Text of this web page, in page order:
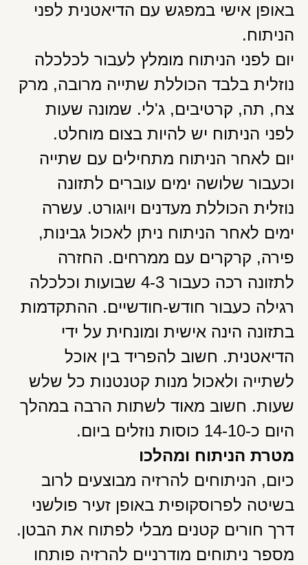
באופן אישי במפגש עם הדיאטנית לפני
הניתוח.
יום לפני הניתוח מומלץ לעבור לכלכלה
נוזלית בלבד הכוללת שתייה מרובה, מרק
צח, תה, קרטיבים, ג'לי. שמונה שעות
לפני הניתוח יש להיות בצום מוחלט.
יום לאחר הניתוח מתחילים עם שתייה
וכעבור שלושה ימים עוברים לתזונה
נוזלית הכוללת מעדנים ויוגורט. עשרה
ימים לאחר הניתוח ניתן לאכול גבינות,
פירה, קרקרים עם ממרחים. החזרה
לתזונה רכה כעבור 4-3 שבועות וכלכלה
רגילה כעבור חודש-חודשיים. ההתקדמות
בתזונה הינה אישית ומונחית על ידי
הדיאטנית. חשוב להפריד בין אוכל
לשתייה ולאכול מנות קטנטנות כל שלש
שעות. חשוב מאוד לשתות הרבה במהלך
היום כ-14-10 כוסות נוזלים ביום.
מטרת הניתוח ומהלכו
כיום, הניתוחים להרזיה מבוצעים לרוב
בשיטה לפרוסקופית באופן זעיר פולשני
דרך חורים קטנים מבלי לפתוח את הבטן.
מספר ניתוחים מודרניים להרזיה פותחו